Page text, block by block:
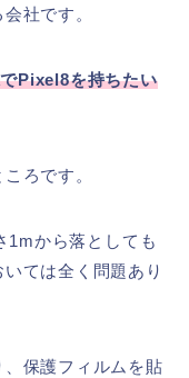
社です。
Pixel8を持ちたい
ろです。
1mから落としても
ては全く問題あり
保護フィルムを貼